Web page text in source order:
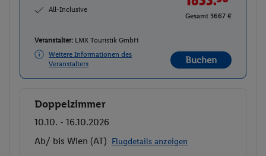
All-Inclusive
Gesamt 3667 €
Veranstalter: LMX Touristik GmbH
Weitere Informationen des
Veranstalters
Buchen
Buchen
Doppelzimmer
10.10. - 16.10.2026
Ab/ bis Wien (AT) Flugdetails anzeigen